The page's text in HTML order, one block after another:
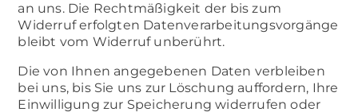
an uns. Die Rechtmäßigkeit der bis zum
Widerruf erfolgten Datenverarbeitungsvorgänge
bleibt vom Widerruf unberührt.
Die von Ihnen angegebenen Daten verbleiben
bei uns, bis Sie uns zur Löschung auffordern, Ihre
Einwilligung zur Speicherung widerrufen oder